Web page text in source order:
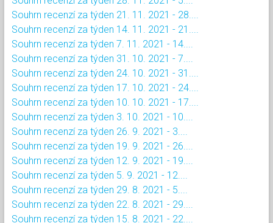
Souhrn recenzí za týden 21. 11. 2021 - 28....
Souhrn recenzí za týden 14. 11. 2021 - 21....
Souhrn recenzí za týden 7. 11. 2021 - 14....
Souhrn recenzí za týden 31. 10. 2021 - 7....
Souhrn recenzí za týden 24. 10. 2021 - 31....
Souhrn recenzí za týden 17. 10. 2021 - 24....
Souhrn recenzí za týden 10. 10. 2021 - 17....
Souhrn recenzí za týden 3. 10. 2021 - 10....
Souhrn recenzí za týden 26. 9. 2021 - 3....
Souhrn recenzí za týden 19. 9. 2021 - 26....
Souhrn recenzí za týden 12. 9. 2021 - 19....
Souhrn recenzí za týden 5. 9. 2021 - 12....
Souhrn recenzí za týden 29. 8. 2021 - 5....
Souhrn recenzí za týden 22. 8. 2021 - 29....
Souhrn recenzí za týden 15. 8. 2021 - 22....